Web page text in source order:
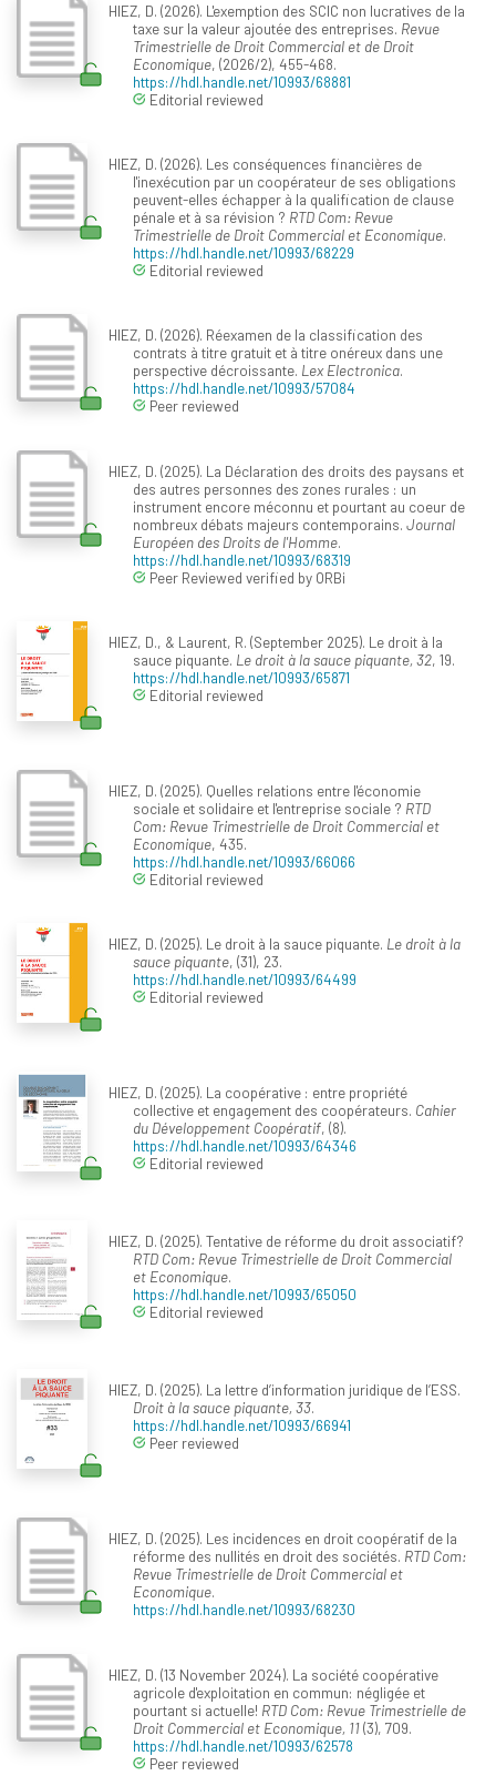
HIEZ, D. (2026). L'exemption des SCIC non lucratives de la
taxe sur la valeur ajoutée des entreprises. Revue
Trimestrielle de Droit Commercial et de Droit
Economique, (2026/2), 455-468.
https://hdl.handle.net/10993/68881
Editorial reviewed
HIEZ, D. (2026). Les conséquences financières de
l'inexécution par un coopérateur de ses obligations
peuvent-elles échapper à la qualification de clause
pénale et à sa révision ? RTD Com: Revue
Trimestrielle de Droit Commercial et Economique.
https://hdl.handle.net/10993/68229
Editorial reviewed
HIEZ, D. (2026). Réexamen de la classification des
contrats à titre gratuit et à titre onéreux dans une
perspective décroissante. Lex Electronica.
https://hdl.handle.net/10993/57084
Peer reviewed
HIEZ, D. (2025). La Déclaration des droits des paysans et
des autres personnes des zones rurales : un
instrument encore méconnu et pourtant au coeur de
nombreux débats majeurs contemporains. Journal
Européen des Droits de l'Homme.
https://hdl.handle.net/10993/68319
Peer Reviewed verified by ORBi
HIEZ, D., & Laurent, R. (September 2025). Le droit à la
sauce piquante. Le droit à la sauce piquante, 32, 19.
https://hdl.handle.net/10993/65871
Editorial reviewed
HIEZ, D. (2025). Quelles relations entre l'économie
sociale et solidaire et l'entreprise sociale ? RTD
Com: Revue Trimestrielle de Droit Commercial et
Economique, 435.
https://hdl.handle.net/10993/66066
Editorial reviewed
HIEZ, D. (2025). Le droit à la sauce piquante. Le droit à la
sauce piquante, (31), 23.
https://hdl.handle.net/10993/64499
Editorial reviewed
HIEZ, D. (2025). La coopérative : entre propriété
collective et engagement des coopérateurs. Cahier
du Développement Coopératif, (8).
https://hdl.handle.net/10993/64346
Editorial reviewed
HIEZ, D. (2025). Tentative de réforme du droit associatif?
RTD Com: Revue Trimestrielle de Droit Commercial
et Economique.
https://hdl.handle.net/10993/65050
Editorial reviewed
HIEZ, D. (2025). La lettre d’information juridique de l’ESS.
Droit à la sauce piquante, 33.
https://hdl.handle.net/10993/66941
Peer reviewed
HIEZ, D. (2025). Les incidences en droit coopératif de la
réforme des nullités en droit des sociétés. RTD Com:
Revue Trimestrielle de Droit Commercial et
Economique.
https://hdl.handle.net/10993/68230
HIEZ, D. (13 November 2024). La société coopérative
agricole d'exploitation en commun: négligée et
pourtant si actuelle! RTD Com: Revue Trimestrielle de
Droit Commercial et Economique, 11(3), 709.
https://hdl.handle.net/10993/62578
Peer reviewed